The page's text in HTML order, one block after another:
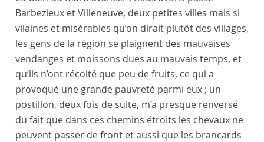
Barbezieux etVilleneuve, deux petites villes mais si
vilaines et misérables qu’on dirait plutôt des villages,
les gens de la région se plaignent des mauvaises
vendanges et moissons dues au mauvais temps, et
qu’ils n’ont récolté que peu de fruits, ce qui a
provoqué une grande pauvreté parmi eux ; un
postillon, deux fois de suite, m’a presque renversé
du fait que dans ces chemins étroits les chevaux ne
peuvent passer de front et aussi que les brancards